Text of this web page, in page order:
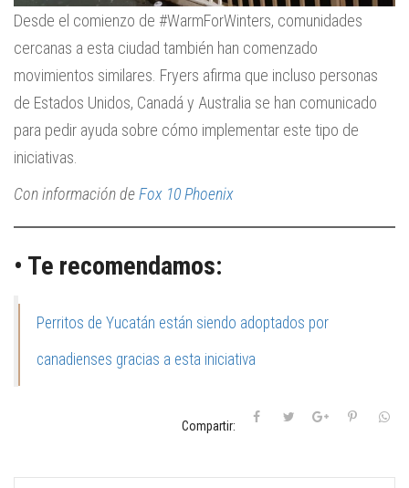
Desde el comienzo de #WarmForWinters, comunidades
cercanas a esta ciudad también han comenzado
movimientos similares. Fryers afirma que incluso personas
de Estados Unidos, Canadá y Australia se han comunicado
para pedir ayuda sobre cómo implementar este tipo de
iniciativas.
Con información deFox 10 Phoenix
• Te recomendamos:
Perritos de Yucatán están siendo adoptados por
canadienses gracias a esta iniciativa
Compartir: